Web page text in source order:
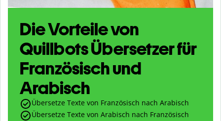
Die Vorteile von
Quillbots Übersetzer für
Französisch und
Arabisch
Übersetze Texte von Französisch nach Arabisch
Übersetze Texte von Arabisch nach Französisch